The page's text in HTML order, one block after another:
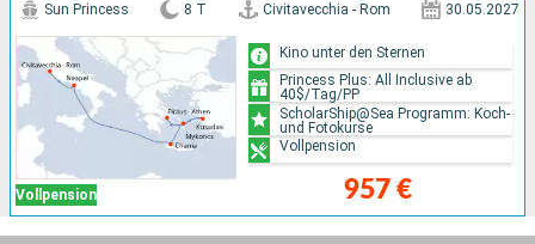
Vollpension
Sun Princess 8 T Civitavecchia - Rom 30.05.2027
957 €
Kino unter den Sternen
Princess Plus: All Inclusive ab
40$/Tag/PP
ScholarShip@Sea Programm: Koch-
und Fotokurse
Vollpension